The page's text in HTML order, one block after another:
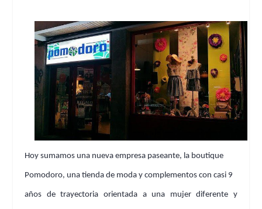
Hoy sumamos una nueva empresa paseante, la boutique
Pomodoro, una tienda de moda y complementos con casi 9
años de trayectoria orientada a una mujer diferente y